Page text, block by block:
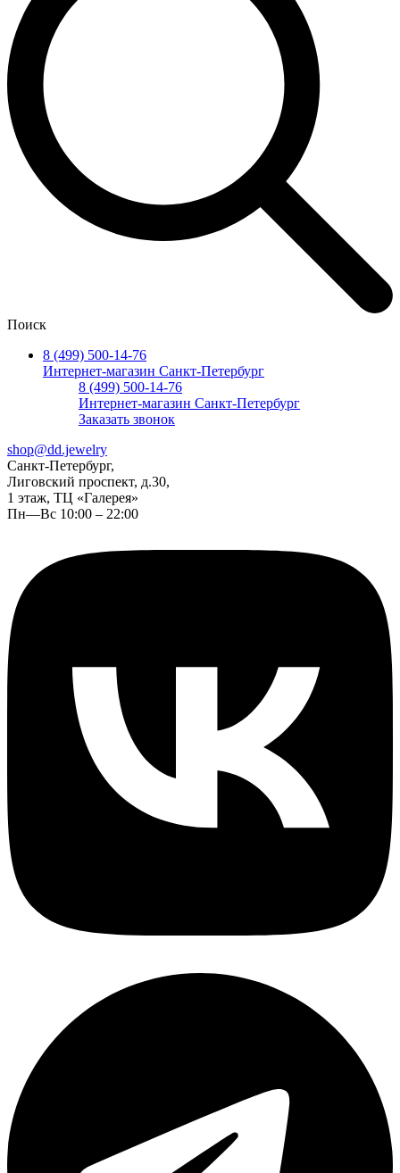
Поиск
8 (499) 500-14-76
Интернет-магазин Санкт-Петербург
8 (499) 500-14-76
Интернет-магазин Санкт-Петербург
Заказать звонок
shop@dd.jewelry
Санкт-Петербург,
Лиговский проспект, д.30,
1 этаж, ТЦ «Галерея»
Пн—Вс 10:00 – 22:00